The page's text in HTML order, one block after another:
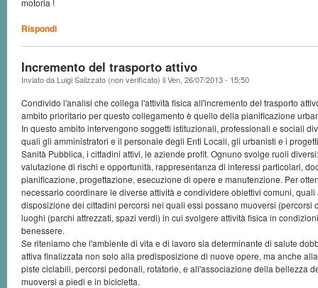
motoria !
Rispondi
Incremento del trasporto attivo
Inviato da Luigi Salizzato (non verificato) ilVen, 26/07/2013 - 15:50
Condivido l'analisi che collega l'attività fisica all'incremento del trasporto
ambito prioritario per questo collegamento è quello della pianificazione
In questo ambito intervengono soggetti istituzionali, professionali e sociali
quali gli amministratori e il personale degli Enti Locali, gli urbanisti e i
Sanità Pubblica, i cittadini attivi, le aziende profit. Ognuno svolge ruoli
valutazione di rischi e opportunità, rappresentanza di interessi particolari,
pianificazione, progettazione, esecuzione di opere e manutenzione. Per
necessario coordinare le diverse attività e condividere obiettivi comuni, quali
disposizione dei cittadini percorsi nei quali essi possano muoversi (percorsi
luoghi (parchi attrezzati, spazi verdi) in cui svolgere attività fisica in
benessere.
Se riteniamo che l'ambiente di vita e di lavoro sia determinante di salute
attiva finalizzata non solo alla predisposizione di nuove opere, ma anche
piste ciclabili, percorsi pedonali, rotatorie, e all'associazione della bellezza
muoversi a piedi e in bicicletta.